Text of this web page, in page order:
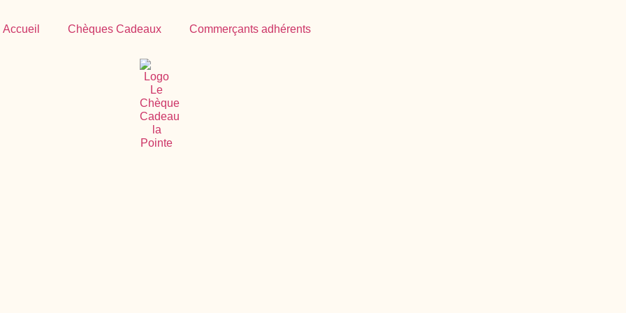
Accueil Chèques Cadeaux Commerçants adhérents